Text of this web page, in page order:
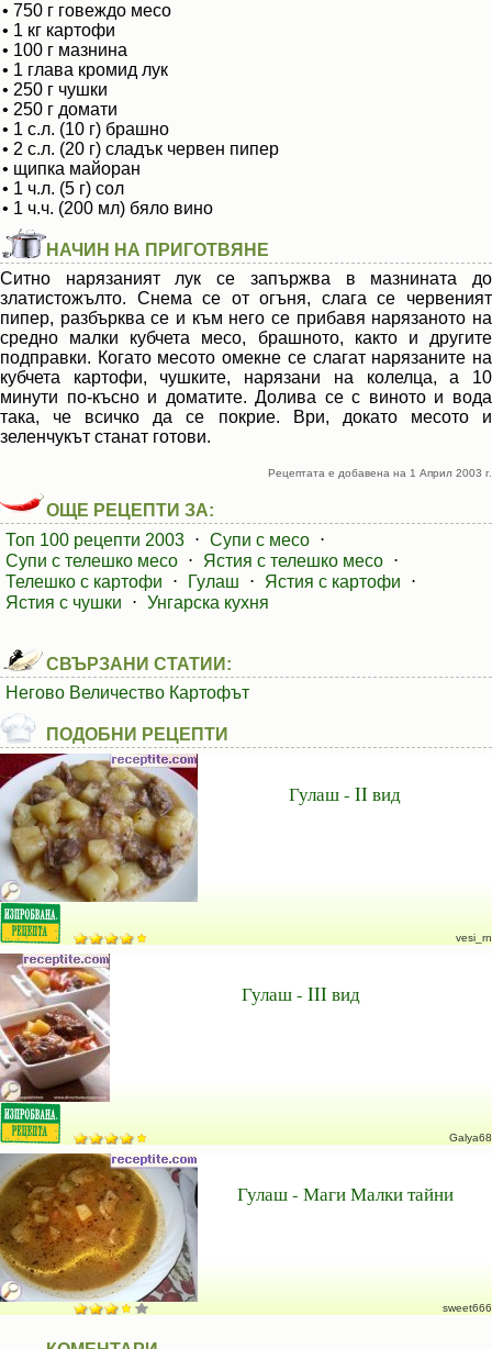
• 750 г говеждо месо
• 1 кг картофи
• 100 г мазнина
• 1 глава кромид лук
• 250 г чушки
• 250 г домати
• 1 с.л. (10 г) брашно
• 2 с.л. (20 г) сладък червен пипер
• щипка майоран
• 1 ч.л. (5 г) сол
• 1 ч.ч. (200 мл) бяло вино
НАЧИН НА ПРИГОТВЯНЕ
Ситно нарязаният лук се запържва в мазнината до
златистожълто. Снема се от огъня, слага се червеният
пипер, разбърква се и към него се прибавя нарязаното на
средно малки кубчета месо, брашното, както и другите
подправки. Когато месото омекне се слагат нарязаните на
кубчета картофи, чушките, нарязани на колелца, а 10
минути по-късно и доматите. Долива се с виното и вода
така, че всичко да се покрие. Ври, докато месото и
зеленчукът станат готови.
Рецептата е добавена на 1 Април 2003 г.
ОЩЕ РЕЦЕПТИ ЗА:
Топ 100 рецепти 2003 ⋅ Супи с месо ⋅
Супи с телешко месо ⋅ Ястия с телешко месо ⋅
Телешко с картофи
⋅ Гулаш ⋅ Ястия с картофи
⋅
Ястия с чушки
⋅ Унгарска кухня
СВЪРЗАНИ СТАТИИ:
Негово Величество Картофът
ПОДОБНИ РЕЦЕПТИ
Гулаш - II вид
vesi_rn
Гулаш - III вид
Galya68
Гулаш - Маги Малки тайни
sweet666